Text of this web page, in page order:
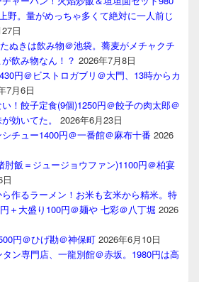
野。量がめっちゃ多くて絶対に一人前じ
日
ぬきは飲み物＠池袋。蕎麦がメチャクチ
飲み物なん！？ 2026年7月8日
円＠ビストロガブリ＠大門、13時からカ
7月6日
！餃子定食(9個)1250円＠餃子の肉太郎＠
効いてた。
2026年6月23日
チュー1400円＠一番館＠麻布十番 2026
肘飯＝ジュージョウファン)1100円＠柏宴
作るラーメン！お米も玄米から精米。特
＋大盛り100円＠麺や 七彩＠八丁堀 2026
円＠ひげ勘＠神保町 2026年6月10日
ン専門店、一龍別館＠赤坂。1980円は高